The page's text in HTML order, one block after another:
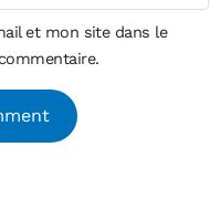
et mon site dans le